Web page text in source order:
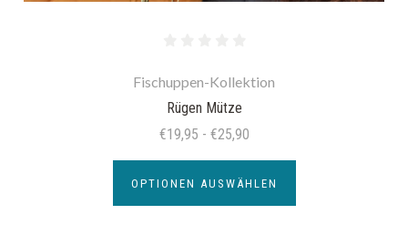
Fischuppen-Kollektion
Rügen Mütze
€19,95 - €25,90
OPTIONEN AUSWÄHLEN